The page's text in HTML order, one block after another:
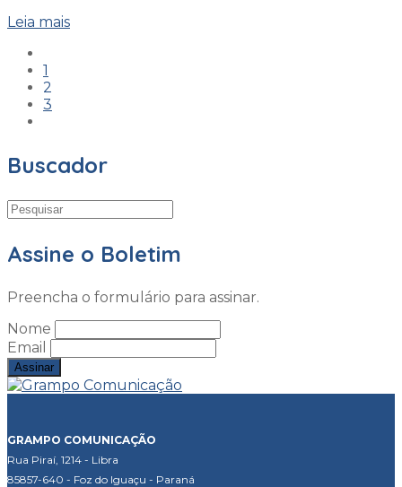
Leia mais
1
2
3
Buscador
Assine o Boletim
Preencha o formulário para assinar.
Nome
Email
GRAMPO COMUNICAÇÃO
Rua Piraí, 1214 - Libra
85857-640 - Foz do Iguaçu - Paraná